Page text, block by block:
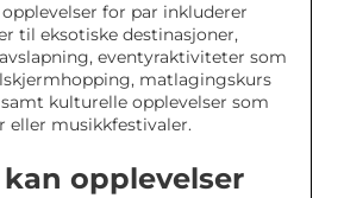
for par inkluderer
til eksotiske destinasjoner,
eventyraktiviteter som
matlagingskurs
kulturelle opplevelser som
eller musikkfestivaler.
opplevelser